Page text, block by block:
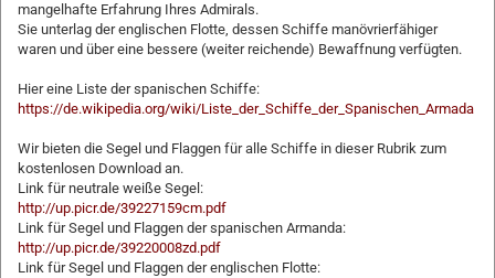
mangelhafte Erfahrung Ihres Admirals.
Sie unterlag der englischen Flotte, dessen Schiffe manövrierfähiger
waren und über eine bessere (weiter reichende) Bewaffnung verfügten.
Hier eine Liste der spanischen Schiffe:
https://de.wikipedia.org/wiki/Liste_der_Schiffe_der_Spanischen_Armada
Wir bieten die Segel und Flaggen für alle Schiffe in dieser Rubrik zum
kostenlosen Download an.
Link für neutrale weiße Segel:
http://up.picr.de/39227159cm.pdf
Link für Segel und Flaggen der spanischen Armanda:
http://up.picr.de/39220008zd.pdf
Link für Segel und Flaggen der englischen Flotte: